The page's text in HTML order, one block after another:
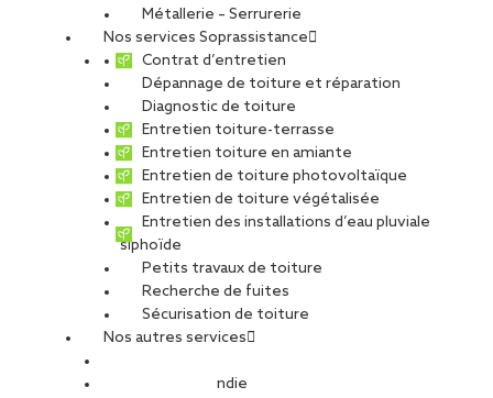
Métallerie – Serrurerie
Nos services Soprassistance
Contrat d’entretien
Dépannage de toiture et réparation
Diagnostic de toiture
Entretien toiture-terrasse
Entretien toiture en amiante
Entretien de toiture photovoltaïque
Entretien de toiture végétalisée
Entretien des installations d’eau pluviale
siphoïde
Petits travaux de toiture
Recherche de fuites
Sécurisation de toiture
Nos autres services
Sécurité Incendie